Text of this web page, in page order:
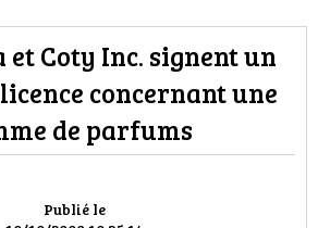
Publié le
et Coty Inc. signent un
concernant une
de parfums